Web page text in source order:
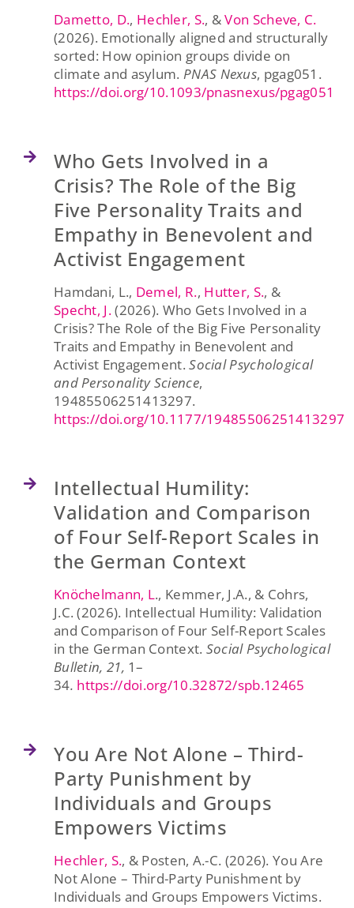
Dametto, D., Hechler, S., &Von Scheve, C.
(2026). Emotionally aligned and structurally
sorted: How opinion groups divide on
climate and asylum. PNAS Nexus, pgag051.
https://doi.org/10.1093/pnasnexus/pgag051
Who Gets Involved in a
Crisis? The Role of the Big
Five Personality Traits and
Empathy in Benevolent and
Activist Engagement
Hamdani, L., Demel, R., Hutter, S., &
Specht, J.(2026). Who Gets Involved in a
Crisis? The Role of the Big Five Personality
Traits and Empathy in Benevolent and
Activist Engagement.Social Psychological
and Personality Science,
19485506251413297.
https://doi.org/10.1177/19485506251413297
Intellectual Humility:
Validation and Comparison
of Four Self-Report Scales in
the German Context
Knöchelmann, L., Kemmer, J.A., & Cohrs,
J.C. (2026). Intellectual Humility: Validation
and Comparison of Four Self-Report Scales
in the German Context. Social Psychological
Bulletin, 21, 1–
34. https://doi.org/10.32872/spb.12465
You Are Not Alone – Third-
Party Punishment by
Individuals and Groups
Empowers Victims
Hechler, S., & Posten, A.-C. (2026). You Are
Not Alone – Third-Party Punishment by
Individuals and Groups Empowers Victims.